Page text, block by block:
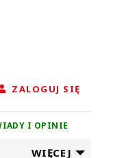
ZALOGUJ SIĘ
I OPINIE
WIĘCEJ